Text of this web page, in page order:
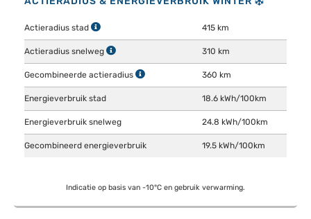
Actieradius stad 415 km
Actieradius snelweg 310 km
Gecombineerde actieradius 360 km
Energieverbruik stad 18.6 kWh/100km
Energieverbruik snelweg 24.8 kWh/100km
Gecombineerd energieverbruik 19.5 kWh/100km
Indicatie op basis van -10°C en gebruik verwarming.